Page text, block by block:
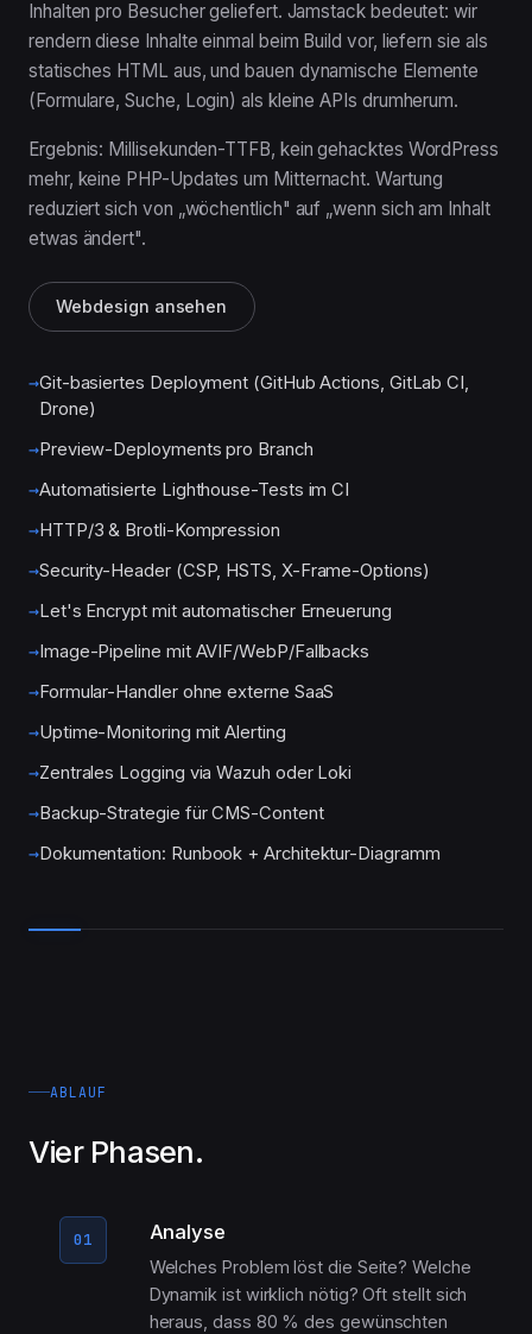
Inhalten pro Besucher geliefert. Jamstack bedeutet: wir
rendern diese Inhalte einmal beim Build vor, liefern sie als
statisches HTML aus, und bauen dynamische Elemente
(Formulare, Suche, Login) als kleine APIs drumherum.
Ergebnis: Millisekunden-TTFB, kein gehacktes WordPress
mehr, keine PHP-Updates um Mitternacht. Wartung
reduziert sich von „wöchentlich" auf „wenn sich am Inhalt
etwas ändert".
Webdesign ansehen
Git-basiertes Deployment (GitHub Actions, GitLab CI,
Drone)
Preview-Deployments pro Branch
Automatisierte Lighthouse-Tests im CI
HTTP/3 & Brotli-Kompression
Security-Header (CSP, HSTS, X-Frame-Options)
Let's Encrypt mit automatischer Erneuerung
Image-Pipeline mit AVIF/WebP/Fallbacks
Formular-Handler ohne externe SaaS
Uptime-Monitoring mit Alerting
Zentrales Logging via Wazuh oder Loki
Backup-Strategie für CMS-Content
Dokumentation: Runbook + Architektur-Diagramm
ABLAUF
Vier Phasen.
01 Analyse
Welches Problem löst die Seite? Welche
Dynamik ist wirklich nötig? Oft stellt sich
heraus, dass 80 % des gewünschten